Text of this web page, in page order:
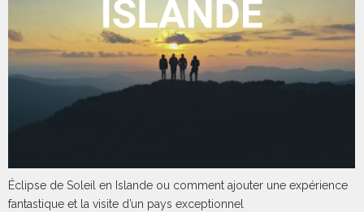
Éclipse de Soleil en Islande ou comment ajouter une expérience
fantastique et la visite d’un pays exceptionnel